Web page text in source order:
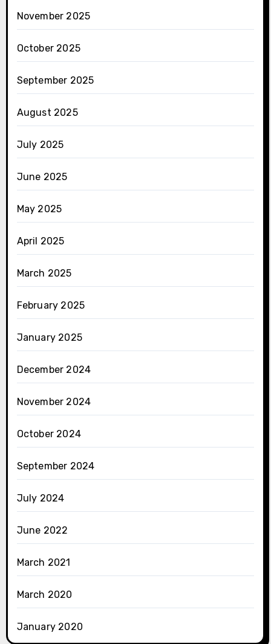
November 2025
October 2025
September 2025
August 2025
July 2025
June 2025
May 2025
April 2025
March 2025
February 2025
January 2025
December 2024
November 2024
October 2024
September 2024
July 2024
June 2022
March 2021
March 2020
January 2020